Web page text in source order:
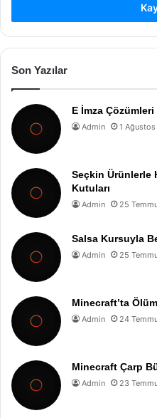
Son Yazılar
E İmza Çözümleri
Admin 1
Seçkin Ürünlerle
Kutuları
Admin 25
Salsa Kursuyla
Admin 25
Minecraft’ta
Admin 24
Minecraft Çarp
Admin 23